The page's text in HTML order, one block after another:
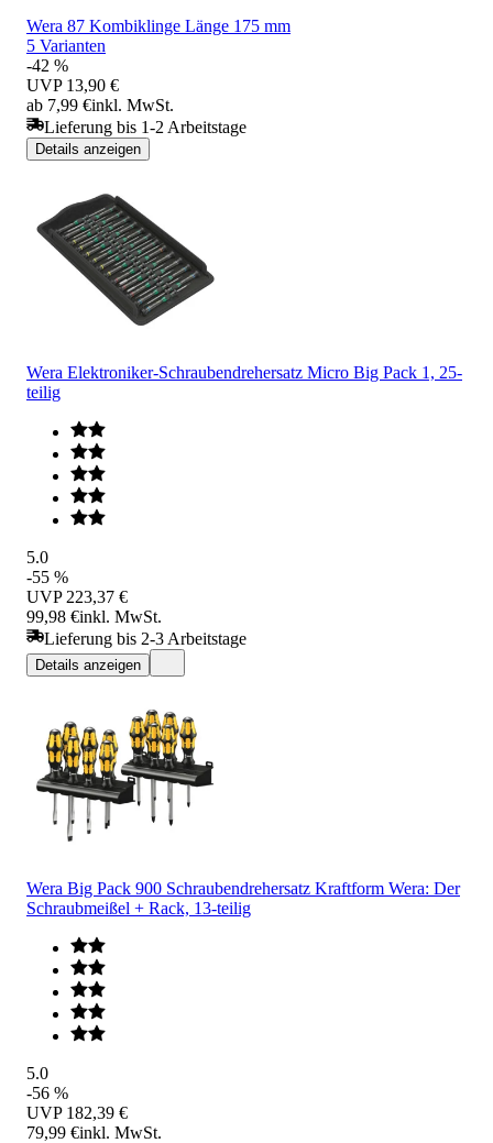
Wera 87 Kombiklinge Länge 175 mm
5 Varianten
-42 %
UVP 13,90 €
ab 7,99 €inkl. MwSt.
Lieferung bis 1-2 Arbeitstage
Details anzeigen
Wera Elektroniker-Schraubendrehersatz Micro Big Pack 1, 25-
teilig
5.0
-55 %
UVP 223,37 €
99,98 €inkl. MwSt.
Lieferung bis 2-3 Arbeitstage
Details anzeigen
Wera Big Pack 900 Schraubendrehersatz Kraftform Wera: Der
Schraubmeißel + Rack, 13-teilig
5.0
-56 %
UVP 182,39 €
79,99 €inkl. MwSt.